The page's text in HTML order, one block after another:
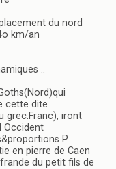
du nord
km/an
..
cette dite
grec:Franc), iront
Occident
P.
en pierre de Caen
du petit fils de